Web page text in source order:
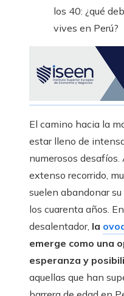
El camino hacia la
estar lleno de
numerosos desafíos.
extenso recorrido,
suelen abandonar
los cuarenta años.
desalentador, la
emerge como una
esperanza y
aquellas que han